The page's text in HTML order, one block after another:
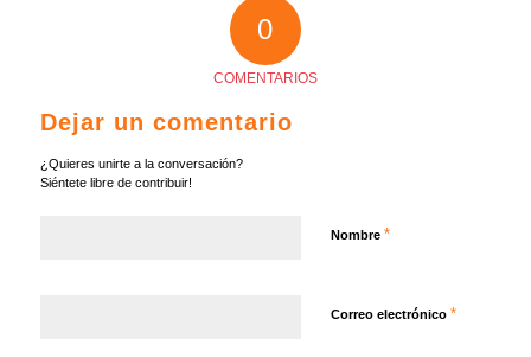
0
COMENTARIOS
Dejar un comentario
¿Quieres unirte a la conversación?
Siéntete libre de contribuir!
Nombre *
Correo electrónico *